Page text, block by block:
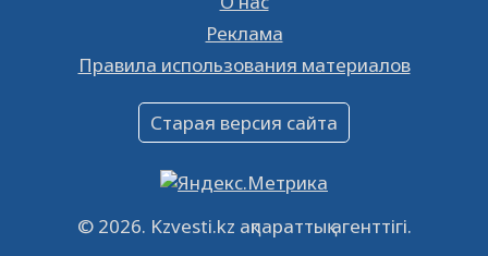
16.12.2022 61061
Объявление
09.12.2022
Свободные рабочие места
© 2026. Kzvesti.kz ақпараттық агенттігі.
Реклама
Правила использования материалов
Старая версия сайта